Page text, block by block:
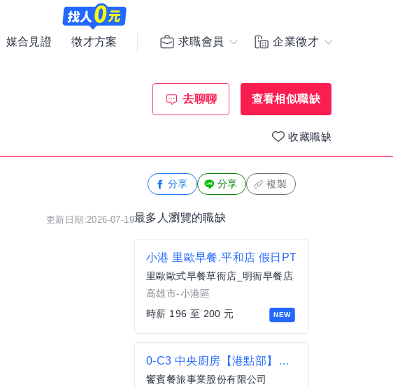
媒合見證 徵才方案 求職會員 企業徵才
去聊聊 查看相似職缺
收藏職缺
更新日期:2026-07-19
分享 分享 複製
最多人瀏覽的職缺
NEW
小港 里歐早餐.平和店 假日PT
里歐歐式早餐草衙店_明衙早餐店
高雄市-小港區
時薪 196 至 200 元
0-C3 中央廚房【港點部】廚務專員
饗賓餐旅事業股份有限公司